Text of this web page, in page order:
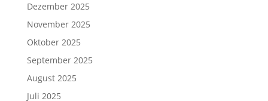
Dezember 2025
November 2025
Oktober 2025
September 2025
August 2025
Juli 2025